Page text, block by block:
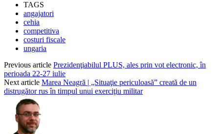
TAGS
angajatori
cehia
competitiva
costuri fiscale
ungaria
Previous article Prezidenţiabilul PLUS, ales prin vot electronic, în
perioada 22-27 iulie
Next article Marea Neagră | „Situaţie periculoasă” creată de un
distrugător rus în timpul unui exerciţiu militar